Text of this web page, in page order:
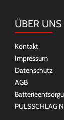
ÜBER UNS
Kontakt
Impressum
Datenschutz
AGB
PULSSCHLAG